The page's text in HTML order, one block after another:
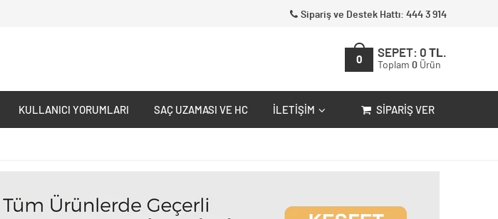
Sipariş ve Destek Hattı: 444 3 914
0
SEPET: 0 TL.
Toplam 0 Ürün
KULLANICI YORUMLARI SAÇ UZAMASI VE HC İLETIŞIM SIPARIŞ VER